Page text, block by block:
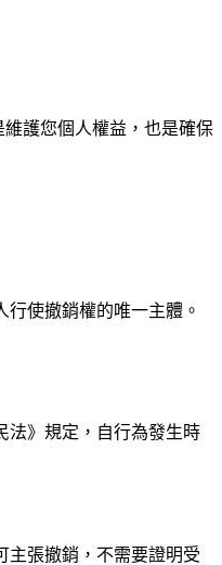
護您個人權益，也是確保
使撤銷權的唯一主體。
法》規定，自行為發生時
主張撤銷，不需要證明受